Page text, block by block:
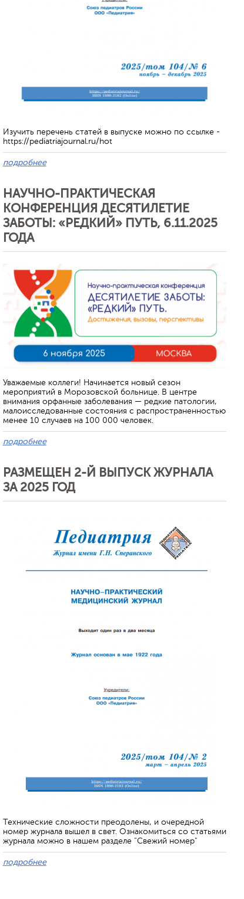
Изучить перечень статей в выпуске можно по ссылке -
https://pediatriajournal.ru/hot
подробнее
НАУЧНО-ПРАКТИЧЕСКАЯ
КОНФЕРЕНЦИЯ ДЕСЯТИЛЕТИЕ
ЗАБОТЫ: «РЕДКИЙ» ПУТЬ, 6.11.2025
ГОДА
Уважаемые коллеги! Начинается новый сезон
мероприятий в Морозовской больнице. В центре
внимания орфанные заболевания — редкие патологии,
малоисследованные состояния с распространенностью
менее 10 случаев на 100 000 человек.
подробнее
РАЗМЕЩЕН 2-Й ВЫПУСК ЖУРНАЛА
ЗА 2025 ГОД
Технические сложности преодолены, и очередной
номер журнала вышел в свет. Ознакомиться со статьями
журнала можно в нашем разделе "Свежий номер"
подробнее
Отменить